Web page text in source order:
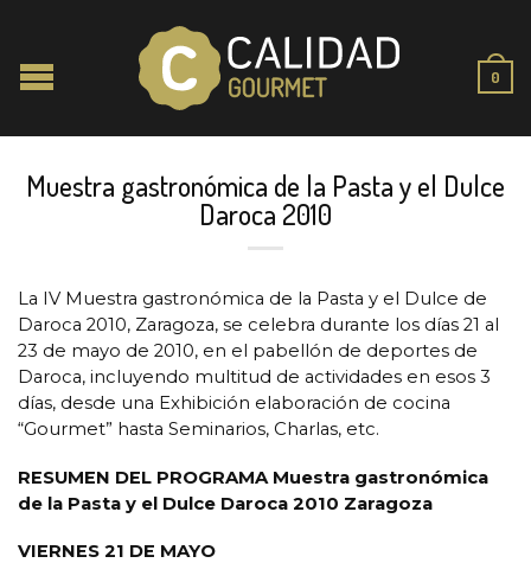
0
Muestra gastronómica de la Pasta y el Dulce
Daroca 2010
La IV Muestra gastronómica de la Pasta y el Dulce de
Daroca 2010, Zaragoza, se celebra durante los días 21 al
23 de mayo de 2010, en el pabellón de deportes de
Daroca, incluyendo multitud de actividades en esos 3
días, desde una Exhibición elaboración de cocina
“Gourmet” hasta Seminarios, Charlas, etc.
RESUMEN DEL PROGRAMA Muestra gastronómica
de la Pasta y el Dulce Daroca 2010 Zaragoza
VIERNES 21 DE MAYO